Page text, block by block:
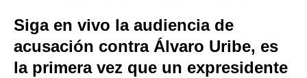
Siga en vivo la audiencia de
acusación contra Álvaro Uribe, es
la primera vez que un expresidente